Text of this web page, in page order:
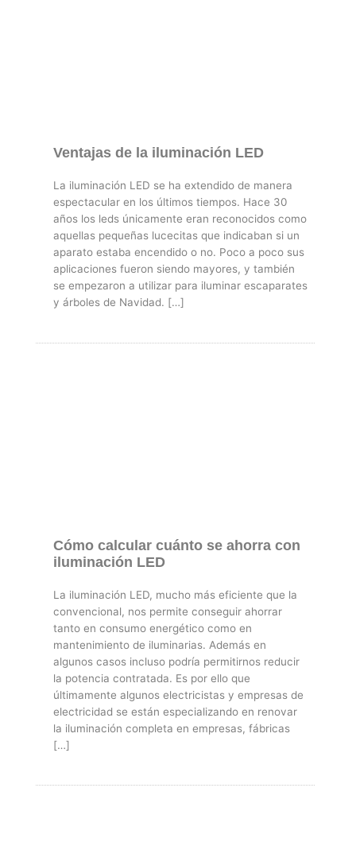
Ventajas de la iluminación LED
La iluminación LED se ha extendido de manera
espectacular en los últimos tiempos. Hace 30
años los leds únicamente eran reconocidos como
aquellas pequeñas lucecitas que indicaban si un
aparato estaba encendido o no. Poco a poco sus
aplicaciones fueron siendo mayores, y también
se empezaron a utilizar para iluminar escaparates
y árboles de Navidad. […]
Cómo calcular cuánto se ahorra con
iluminación LED
La iluminación LED, mucho más eficiente que la
convencional, nos permite conseguir ahorrar
tanto en consumo energético como en
mantenimiento de iluminarias. Además en
algunos casos incluso podría permitirnos reducir
la potencia contratada. Es por ello que
últimamente algunos electricistas y empresas de
electricidad se están especializando en renovar
la iluminación completa en empresas, fábricas
[…]